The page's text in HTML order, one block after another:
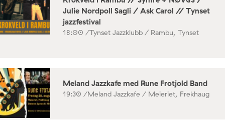
Julie Nordpoll Sagli / Ask Carol // Tynset
jazzfestival
18:00 /Tynset Jazzklubb / Rambu, Tynset
Meland Jazzkafe med Rune Frotjold Band
19:30 /Meland Jazzkafe / Meieriet, Frekhaug